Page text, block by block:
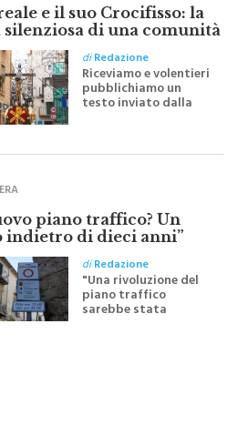
e il suo Crocifisso: la
silenziosa di una comunità
diRedazione
Riceviamo e volentieri
pubblichiamo un
testo inviato dalla
all'indomani della
piano traffico? Un
indietro di dieci anni”
diRedazione
"Una rivoluzione del
piano traffico
sarebbe stata